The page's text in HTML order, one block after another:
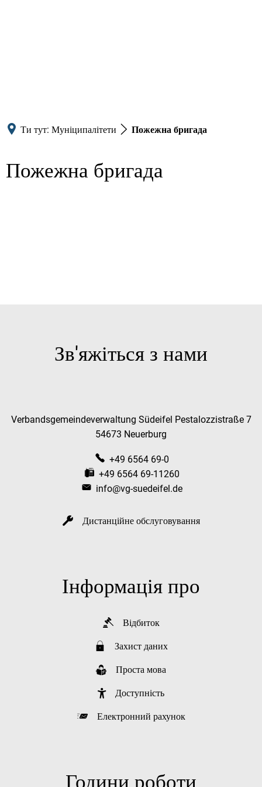
Ти тут: Муніципалітети Пожежна бригада
Пожежна бригада
Зв'яжіться з нами
Verbandsgemeindeverwaltung Südeifel Pestalozzistraße 7
54673 Neuerburg
+49 6564 69-0
+49 6564 69-11260
info@vg-suedeifel.de
Дистанційне обслуговування
Інформація про
Відбиток
Захист даних
Проста мова
Доступність
Електронний рахунок
Години роботи